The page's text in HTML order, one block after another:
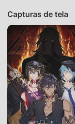
Capturas de tela